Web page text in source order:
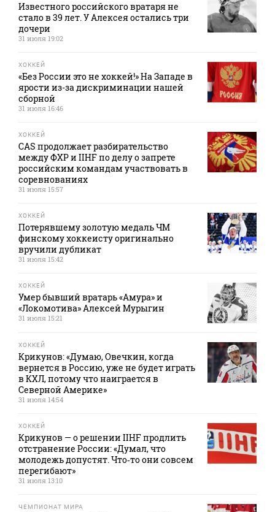
Известного российского вратаря не
стало в 39 лет. У Алексея остались три
дочери
31 июля 19:02
ХОККЕЙ
«Без России это не хоккей!» На Западе в
ярости из-за дискриминации нашей
сборной
31 июля 16:46
ХОККЕЙ
CAS продолжает разбирательство
между ФХР и IIHF по делу о запрете
российским командам участвовать в
соревнованиях
31 июля 15:57
ХОККЕЙ
Потерявшему золотую медаль ЧМ
финскому хоккеисту оригинально
вручили дубликат
31 июля 15:42
ХОККЕЙ
Умер бывший вратарь «Амура» и
«Локомотива» Алексей Мурыгин
31 июля 15:21
ХОККЕЙ
Крикунов: «Думаю, Овечкин, когда
вернется в Россию, уже не будет играть
в КХЛ, потому что наиграется в
Северной Америке»
31 июля 14:54
ХОККЕЙ
Крикунов — о решении IIHF продлить
отстранение России: «Думал, что
молодежь допустят. Что‑то они совсем
перегибают»
31 июля 13:10
ЧЕМПИОНАТ МИРА